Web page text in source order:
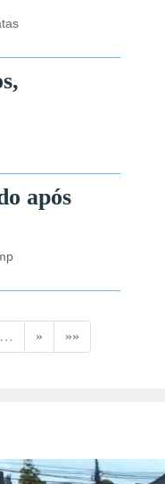
após
… » »»